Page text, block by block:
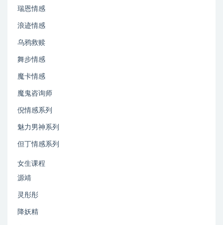
瑞恩情感
浪迹情感
乌鸦救赎
舞步情感
魔卡情感
魔鬼咨询师
倪情感系列
魅力男神系列
但丁情感系列
女生课程
源靖
灵彤彤
降妖精